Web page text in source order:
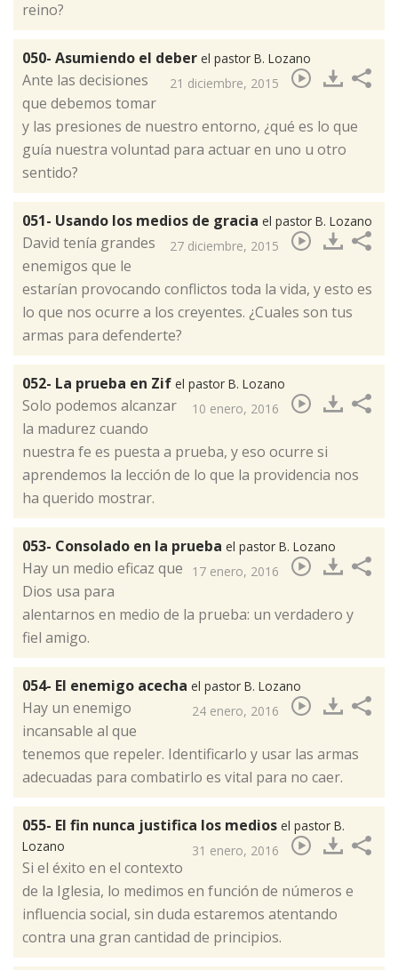
reino?
050- Asumiendo el deber el pastor B. Lozano
21 diciembre, 2015
​Ante las decisiones
que debemos tomar
y las presiones de nuestro entorno, ¿qué es lo que
guía nuestra voluntad para actuar en uno u otro
sentido?
051- Usando los medios de gracia el pastor B. Lozano
27 diciembre, 2015
​David tenía grandes
enemigos que le
estarían provocando conflictos toda la vida, y esto es
lo que nos ocurre a los creyentes. ¿Cuales son tus
armas para defenderte?
052- La prueba en Zif el pastor B. Lozano
10 enero, 2016
​Solo podemos alcanzar
la madurez cuando
nuestra fe es puesta a prueba, y eso ocurre si
aprendemos la lección de lo que la providencia nos
ha querido mostrar.
053- Consolado en la prueba el pastor B. Lozano
17 enero, 2016
​Hay un medio eficaz que
Dios usa para
alentarnos en medio de la prueba: un verdadero y
fiel amigo.
054- El enemigo acecha el pastor B. Lozano
24 enero, 2016
​Hay un enemigo
incansable al que
tenemos que repeler. Identificarlo y usar las armas
adecuadas para combatirlo es vital para no caer.
055- El fin nunca justifica los medios el pastor B.
Lozano
31 enero, 2016
​Si el éxito en el contexto
de la Iglesia, lo medimos en función de números e
influencia social, sin duda estaremos atentando
contra una gran cantidad de principios.